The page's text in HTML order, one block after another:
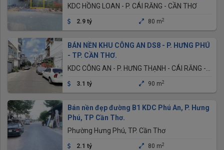
KDC HỒNG LOAN - P. CÁI RĂNG - CẦN THƠ
2.9 tỷ 80 m2
BÁN NỀN KHU CÔNG AN DS8 - P. HƯNG PHÚ
- TP. CẦN THƠ.
KDC CÔNG AN - P. HƯNG THẠNH - CÁI RĂNG -
3.1 tỷ 90 m2
Bán nền đẹp đường B1 KDC Phú An, P. Hưng
Phú, TP Cần Thơ.
Phường Hưng Phú, TP. Cần Thơ
2.1 tỷ 80 m2